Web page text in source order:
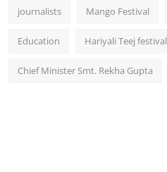
journalists Mango Festival
Education Hariyali Teej festival
Chief Minister Smt. Rekha Gupta